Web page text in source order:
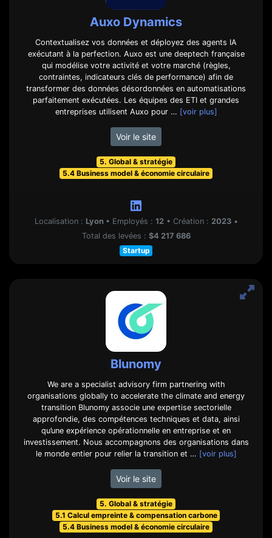
Auxo Dynamics
Contextualisez vos données et déployez des agents IA
exécutant à la perfection. Auxo est une deeptech française
qui modélise votre activité et votre marché (règles,
contraintes, indicateurs clés de performance) afin de
transformer des données désordonnées en automatisations
parfaitement exécutées. Les équipes des ETI et grandes
entreprises utilisent Auxo pour … [voir plus]
Voir le site
5. Global & stratégie
5.4 Business model & économie circulaire
Localisation : Lyon • Employés : 12 • Création : 2023 •
Total des levées : $4 217 686
Startup
Blunomy
We are a specialist advisory firm partnering with
organisations globally to accelerate the climate and energy
transition Blunomy associe une expertise sectorielle
approfondie, des compétences techniques et data, ainsi
qu’une expérience opérationnelle en entreprise et en
investissement. Nous accompagnons des organisations dans
le monde entier pour relier la transition et … [voir plus]
Voir le site
5. Global & stratégie
5.1 Calcul empreinte & compensation carbone
5.4 Business model & économie circulaire